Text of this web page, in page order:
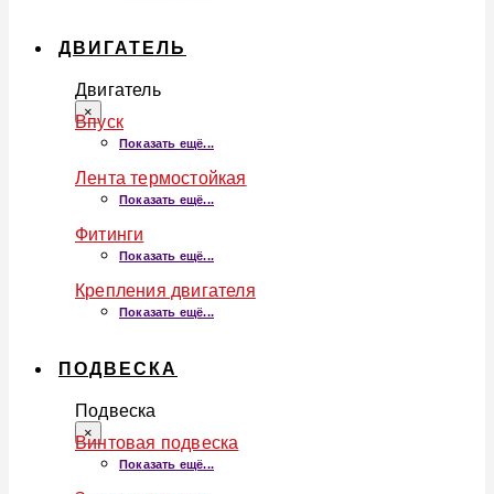
ДВИГАТЕЛЬ
Двигатель
×
Впуск
Показать ещё...
Лента термостойкая
Показать ещё...
Фитинги
Показать ещё...
Крепления двигателя
Показать ещё...
ПОДВЕСКА
Подвеска
×
Винтовая подвеска
Показать ещё...